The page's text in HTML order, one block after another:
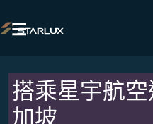

搭乘星宇航
加坡